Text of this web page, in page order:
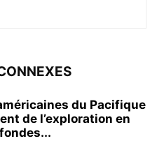
du Pacifique
de l’exploration en